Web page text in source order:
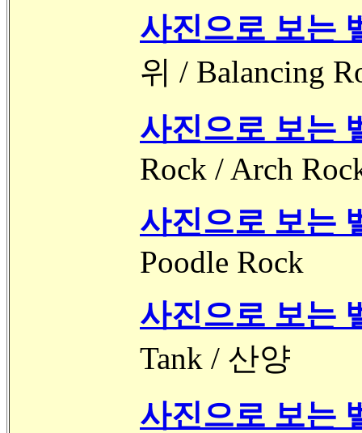
사진으로 보는
위 / Balancing
사진으로 보는
Rock / Arch
사진으로 보는
Poodle Rock
사진으로 보는
Tank / 산양
사진으로 보는